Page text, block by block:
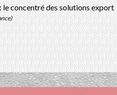
le concentré des solutions export